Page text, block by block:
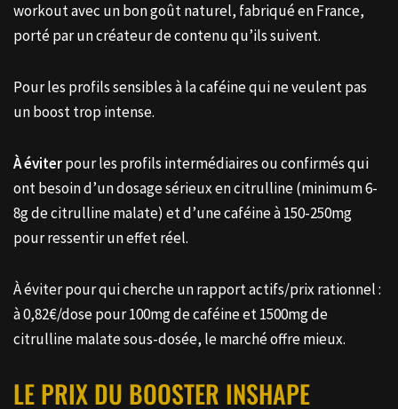
workout avec un bon goût naturel, fabriqué en France,
porté par un créateur de contenu qu’ils suivent.
Pour les profils sensibles à la caféine qui ne veulent pas
un boost trop intense.
À éviterpour les profils intermédiaires ou confirmés qui
ont besoin d’un dosage sérieux en citrulline (minimum 6-
8g de citrulline malate) et d’une caféine à 150-250mg
pour ressentir un effet réel.
À éviter pour qui cherche un rapport actifs/prix rationnel :
à 0,82€/dose pour 100mg de caféine et 1500mg de
citrulline malate sous-dosée, le marché offre mieux.
LE PRIX DU BOOSTER INSHAPE